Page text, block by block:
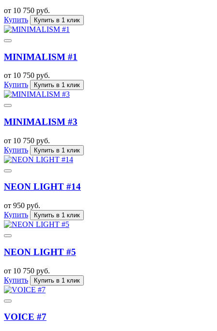
от 10 750 руб.
Купить
Купить в 1 клик
MINIMALISM #1
от 10 750 руб.
Купить
Купить в 1 клик
MINIMALISM #3
от 10 750 руб.
Купить
Купить в 1 клик
NEON LIGHT #14
от 950 руб.
Купить
Купить в 1 клик
NEON LIGHT #5
от 10 750 руб.
Купить
Купить в 1 клик
VOICE #7